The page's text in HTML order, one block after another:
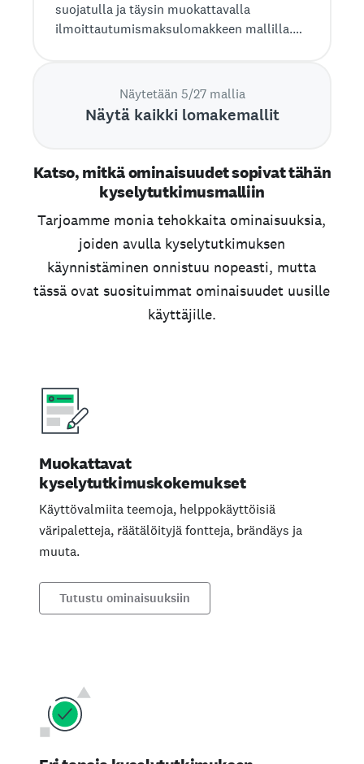
suojatulla ja täysin muokattavalla
ilmoittautumismaksulomakkeen mallilla.
Näytetään 5/27 mallia
Näytä kaikki lomakemallit
Katso, mitkä ominaisuudet sopivat tähän
kyselytutkimusmalliin
Tarjoamme monia tehokkaita ominaisuuksia,
joiden avulla kyselytutkimuksen
käynnistäminen onnistuu nopeasti, mutta
tässä ovat suosituimmat ominaisuudet uusille
käyttäjille.
Muokattavat
kyselytutkimuskokemukset
Käyttövalmiita teemoja, helppokäyttöisiä
väripaletteja, räätälöityjä fontteja, brändäys ja
muuta.
Tutustu ominaisuuksiin